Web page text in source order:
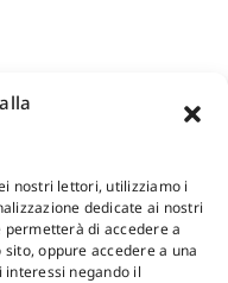
nostri lettori, utilizziamo i
dedicate ai nostri
di accedere a
oppure accedere a una
negando il
e anche Rateali